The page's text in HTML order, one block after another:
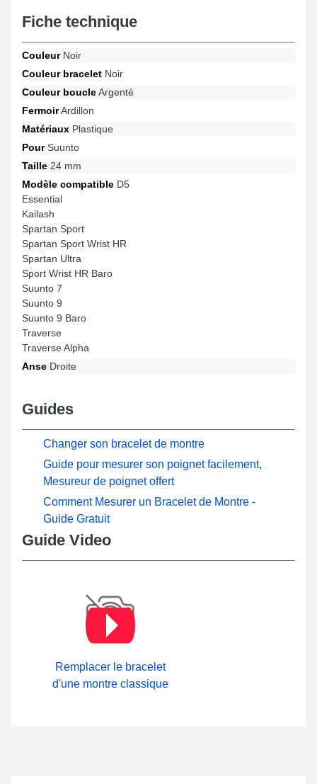
Fiche technique
CouleurNoir
Couleur bracelet Noir
Couleur boucleArgenté
FermoirArdillon
Matériaux Plastique
PourSuunto
Taille 24 mm
Modèle compatible D5
Essential
Kailash
Spartan Sport
Spartan Sport Wrist HR
Spartan Ultra
Sport Wrist HR Baro
Suunto 7
Suunto 9
Suunto 9 Baro
Traverse
Traverse Alpha
Anse Droite
Guides
Changer son bracelet de montre
Guide pour mesurer son poignet facilement,
Mesureur de poignet offert
Comment Mesurer un Bracelet de Montre -
Guide Gratuit
Guide Video
Remplacer le bracelet
d'une montre classique